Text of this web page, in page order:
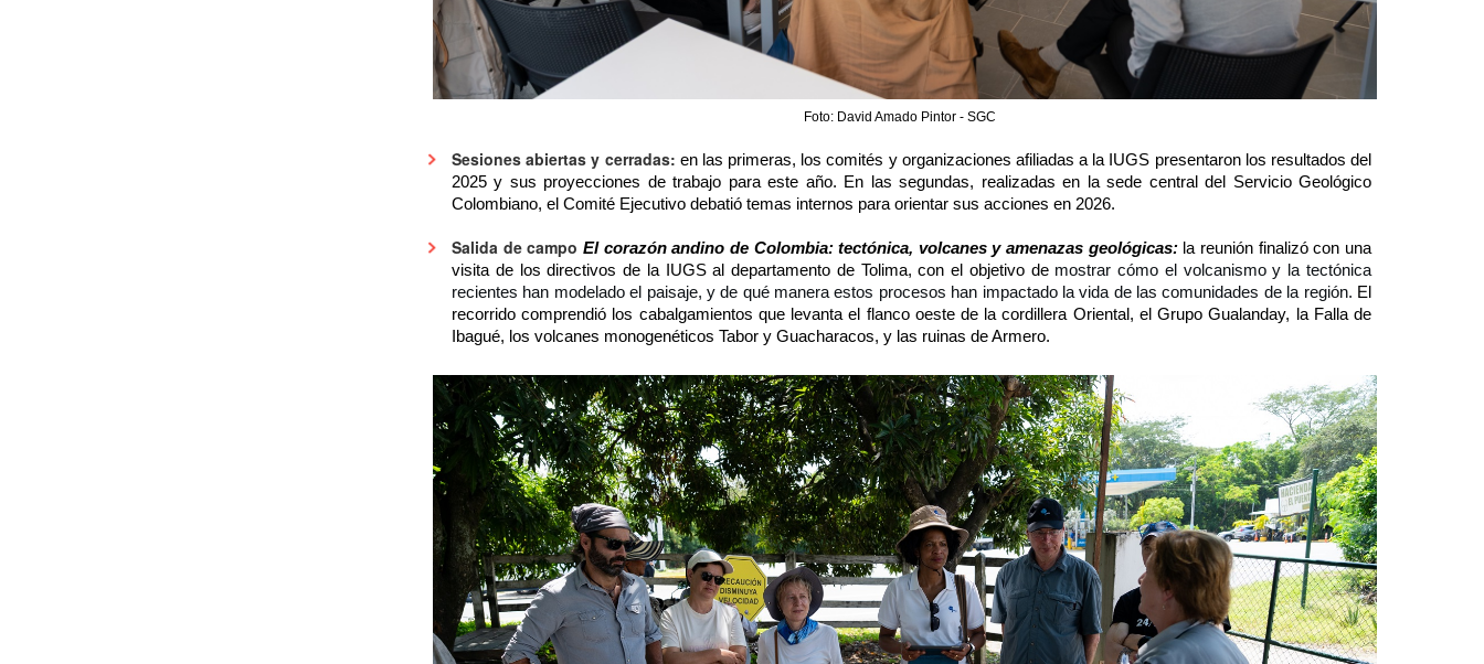
Foto: David Amado Pintor - SGC
​Sesiones abiertas y cerradas: en las primeras, los comités y organizaciones afiliadas a la IUGS presentaron los resultados del
2025 y sus proyecciones de trabajo para este año. En las segundas, realizadas en la sede central del Servicio Geológico
Colombiano, el Comité Ejecutivo debatió temas internos para orientar sus acciones en 2026.
Salida de campo El corazón andino de Colombia: tectónica, volcanes y amenazas geológicas: la reunión finalizó con una
visita de los directivos de la IUGS al departamento de Tolima, con el objetivo demostrar cómo el volcanismo y la tectónica
recientes han modelado el paisaje, y de qué manera estos procesos han impactado la vida de las comunidades de la región. El
recorrido comprendió los cabalgamientos que levanta el flanco oeste de la cordillera Oriental, el Grupo Gualanday, la Falla de
Ibagué, los volcanes monogenéticos Tabor y Guacharacos, y las ruinas de Armero.